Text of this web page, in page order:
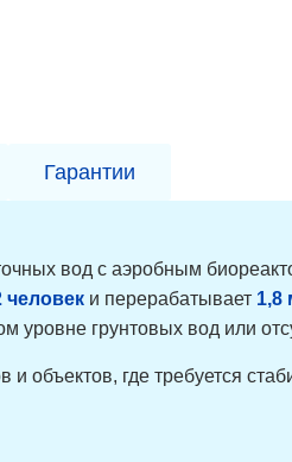
Гарантии
вод с аэробным
человек и перерабатывает 1,8
грунтовых вод или
объектов, где требуется